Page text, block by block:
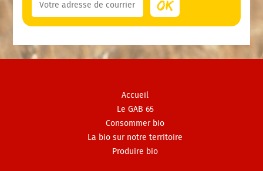
Accueil
Le GAB 65
Consommer bio
La bio sur notre territoire
Produire bio